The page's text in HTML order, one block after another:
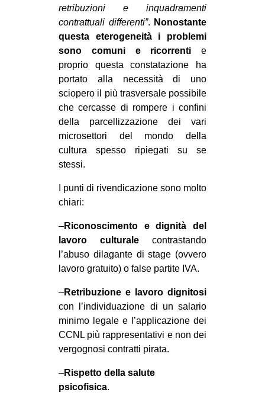
AMERICHE
ESTREMO ORIENTE
EUROPA
MEDIO ORIENTE
EVENTI
tw
ms
SEARCH
retribuzioni e inquadramenti
contrattuali differenti”. Nonostante
questa eterogeneità i problemi
sono comuni e ricorrenti e
proprio questa constatazione ha
portato alla necessità di uno
sciopero il più trasversale possibile
che cercasse di rompere i confini
della parcellizzazione dei vari
microsettori del mondo della
cultura spesso ripiegati su se
stessi.
I punti di rivendicazione sono molto
chiari:
–Riconoscimento e dignità del
lavoro culturale contrastando
l’abuso dilagante di stage (ovvero
lavoro gratuito) o false partite IVA.
–Retribuzione e lavoro dignitosi
con l’individuazione di un salario
minimo legale e l’applicazione dei
CCNL più rappresentativi e non dei
vergognosi contratti pirata.
–Rispetto della salute
psicofisica.